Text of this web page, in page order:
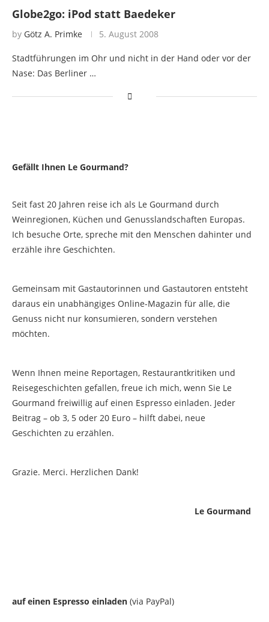
Globe2go: iPod statt Baedeker
by Götz A. Primke 5. August 2008
Stadtführungen im Ohr und nicht in der Hand oder vor der
Nase: Das Berliner …
Gefällt Ihnen Le Gourmand?
Seit fast 20 Jahren reise ich als Le Gourmand durch
Weinregionen, Küchen und Genusslandschaften Europas.
Ich besuche Orte, spreche mit den Menschen dahinter und
erzähle ihre Geschichten.
Gemeinsam mit Gastautorinnen und Gastautoren entsteht
daraus ein unabhängiges Online-Magazin für alle, die
Genuss nicht nur konsumieren, sondern verstehen
möchten.
Wenn Ihnen meine Reportagen, Restaurantkritiken und
Reisegeschichten gefallen, freue ich mich, wenn Sie Le
Gourmand freiwillig auf einen Espresso einladen. Jeder
Beitrag – ob 3, 5 oder 20 Euro – hilft dabei, neue
Geschichten zu erzählen.
Grazie. Merci. Herzlichen Dank!
Le Gourmand
auf einen Espresso einladen (via PayPal)